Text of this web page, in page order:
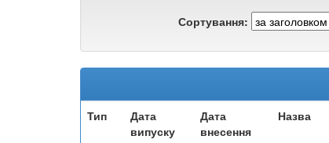
Сортування:
Тип
Дата
випуску
Дата
внесення
Назва